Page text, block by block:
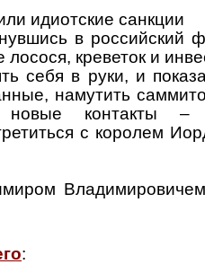
идиотские санкции
в российский
креветок и
себя в руки, и
намутить
контакты –
с королем
: